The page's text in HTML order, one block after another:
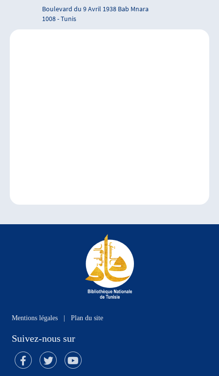
Boulevard du 9 Avril 1938 Bab Mnara
1008 - Tunis
Mentions légales Plan du site
Suivez-nous sur